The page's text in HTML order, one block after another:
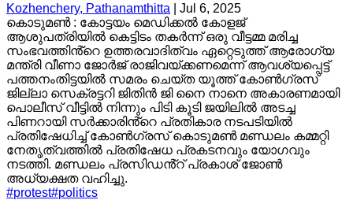
Kozhenchery, Pathanamthitta
Jul 6, 2025
കൊടുമൺ : കോട്ടയം മെഡിക്കൽ കോളജ്
ആശുപത്രിയിൽ കെട്ടിടം തകർന്ന് ഒരു വീട്ടമ്മ മരിച്ച
സംഭവത്തിൻ്റെ ഉത്തരവാദിത്വം ഏറ്റെടുത്ത് ആരോഗ്യ
മന്ത്രി വീണാ ജോർജ് രാജിവയ്ക്കണമെന്ന് ആവശ്യപ്പെട്ട്
പത്തനംതിട്ടയിൽ സമരം ചെയ്ത യൂത്ത് കോൺഗ്രസ്
ജില്ലാ സെക്രട്ടറി ജിതിൻ ജി നൈ നാനെ അകാരണമായി
പൊലീസ് വീട്ടിൽ നിന്നും പിടി കൂടി ജയിലിൽ അടച്ച
പിണറായി സർക്കാരിൻ്റെ പ്രതികാര നടപടിയിൽ
പ്രതിഷേധിച്ച് കോൺഗ്രസ് കൊടുമൺ മണ്ഡലം കമ്മറ്റി
നേതൃത്വത്തിൽ പ്രതിഷേധ പ്രകടനവും യോഗവും
നടത്തി. മണ്ഡലം പ്രസിഡൻ്റ് പ്രകാശ് ജോൺ
അധ്യക്ഷത വഹിച്ചു.
#protest#politics